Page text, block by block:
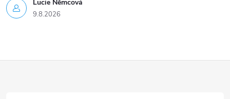
Lucie Nĕmcová
9.8.2026